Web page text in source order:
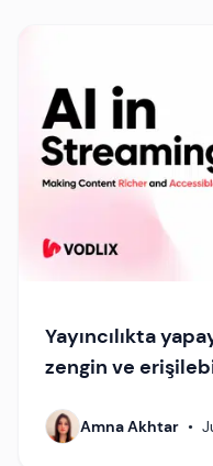
Yayıncılıkta
zengin ve
Amna Akhtar •